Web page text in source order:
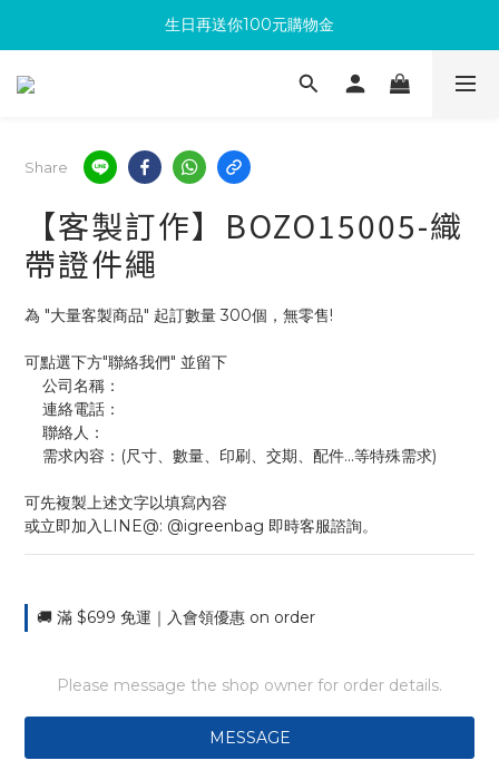
滿300回饋10%購物金
生日再送你100元購物金
加入成為新會員 馬上領取50元購物金
Share
【客製訂作】BOZO15005-織
帶證件繩
為 "大量客製商品" 起訂數量 300個，無零售!
可點選下方"聯絡我們" 並留下
    公司名稱：
    連絡電話：
    聯絡人：
    需求內容：(尺寸、數量、印刷、交期、配件...等特殊需求)
可先複製上述文字以填寫內容
或立即加入LINE@: @igreenbag 即時客服諮詢。
🚚 滿 $699 免運｜入會領優惠 on order
Please message the shop owner for order details.
MESSAGE